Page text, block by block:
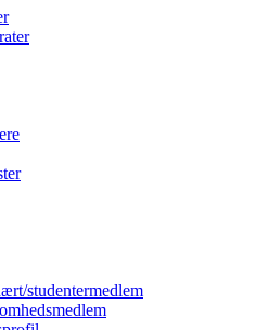
studentermedlem